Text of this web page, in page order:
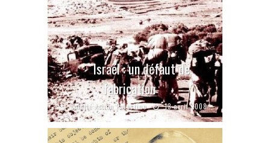
Israël : un défaut de
fabrication
Comité Action Palestine 13 avril 2008